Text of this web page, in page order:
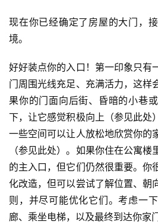
现在你已经确定了房屋的大门，
境。
好好装点你的入口！第一印象只有
门周围光线充足、充满活力，这样
果你的门面向后街、昏暗的小巷
下，让它感觉积极向上（参见此处
一些空间可以让人放松地欣赏你的
（参见此处）。如果你住在公寓
的主入口，但它们仍然很重要。你
化改造，但可以尝试了解位置、朝
则，并尽可能优化它们。考虑一
廊、乘坐电梯，以及最终到达你家